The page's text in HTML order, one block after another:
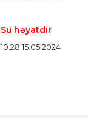
Su həyatdır
10:28 15.05.2024